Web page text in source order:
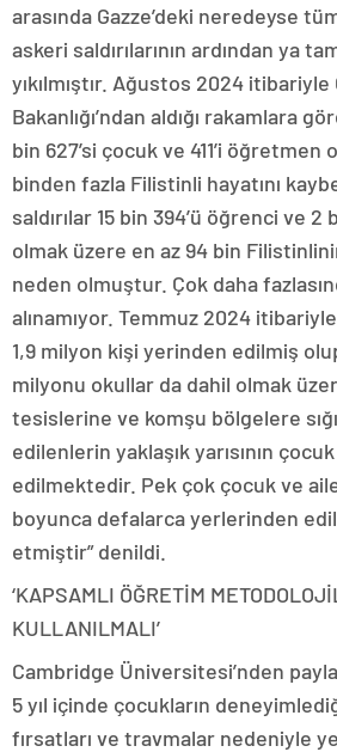
arasında Gazze’deki neredeyse
askeri saldırılarının ardından ya
yıkılmıştır. Ağustos 2024 itibariyle
Bakanlığı’ndan aldığı rakamlara
bin 627’si çocuk ve 411’i öğretmen
binden fazla Filistinli hayatını
saldırılar 15 bin 394’ü öğrenci ve 2
olmak üzere en az 94 bin
neden olmuştur. Çok daha
alınamıyor. Temmuz 2024 itibariyle
1,9 milyon kişi yerinden edilmiş
milyonu okullar da dahil olmak
tesislerine ve komşu bölgelere
edilenlerin yaklaşık yarısının
edilmektedir. Pek çok çocuk ve
boyunca defalarca yerlerinden
etmiştir” denildi.
‘KAPSAMLI ÖĞRETİM
KULLANILMALI’
Cambridge Üniversitesi’nden
5 yıl içinde çocukların
fırsatları ve travmalar nedeniyle